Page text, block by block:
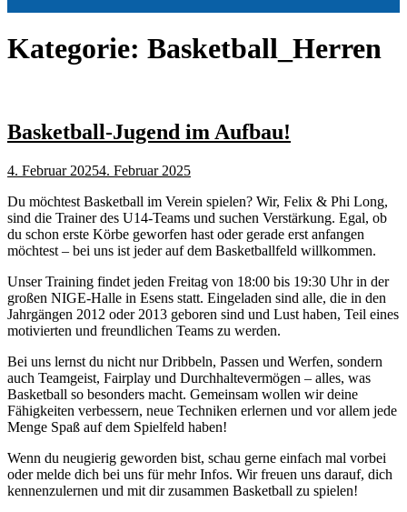
Kategorie: Basketball_Herren
Basketball-Jugend im Aufbau!
4. Februar 20254. Februar 2025
Du möchtest Basketball im Verein spielen? Wir, Felix & Phi Long,
sind die Trainer des U14-Teams und suchen Verstärkung. Egal, ob
du schon erste Körbe geworfen hast oder gerade erst anfangen
möchtest – bei uns ist jeder auf dem Basketballfeld willkommen.
Unser Training findet jeden Freitag von 18:00 bis 19:30 Uhr in der
großen NIGE-Halle in Esens statt. Eingeladen sind alle, die in den
Jahrgängen 2012 oder 2013 geboren sind und Lust haben, Teil eines
motivierten und freundlichen Teams zu werden.
Bei uns lernst du nicht nur Dribbeln, Passen und Werfen, sondern
auch Teamgeist, Fairplay und Durchhaltevermögen – alles, was
Basketball so besonders macht. Gemeinsam wollen wir deine
Fähigkeiten verbessern, neue Techniken erlernen und vor allem jede
Menge Spaß auf dem Spielfeld haben!
Wenn du neugierig geworden bist, schau gerne einfach mal vorbei
oder melde dich bei uns für mehr Infos. Wir freuen uns darauf, dich
kennenzulernen und mit dir zusammen Basketball zu spielen!